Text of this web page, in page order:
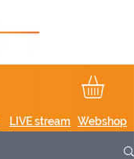
LIVE stream Webshop